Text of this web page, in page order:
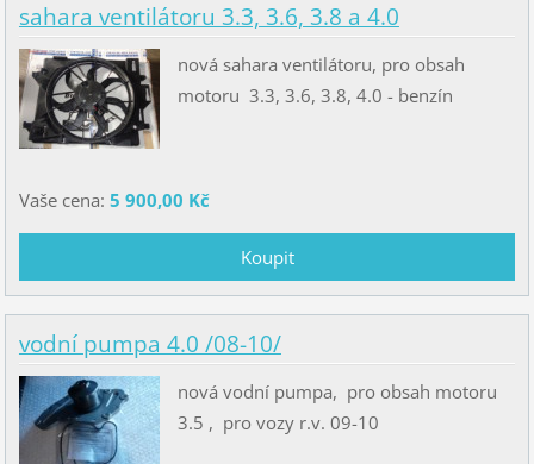
sahara ventilátoru 3.3, 3.6, 3.8 a 4.0
nová sahara ventilátoru, pro obsah
motoru 3.3, 3.6, 3.8, 4.0 - benzín
Vaše cena: 5 900,00 Kč
vodní pumpa 4.0 /08-10/
nová vodní pumpa, pro obsah motoru
3.5 , pro vozy r.v. 09-10